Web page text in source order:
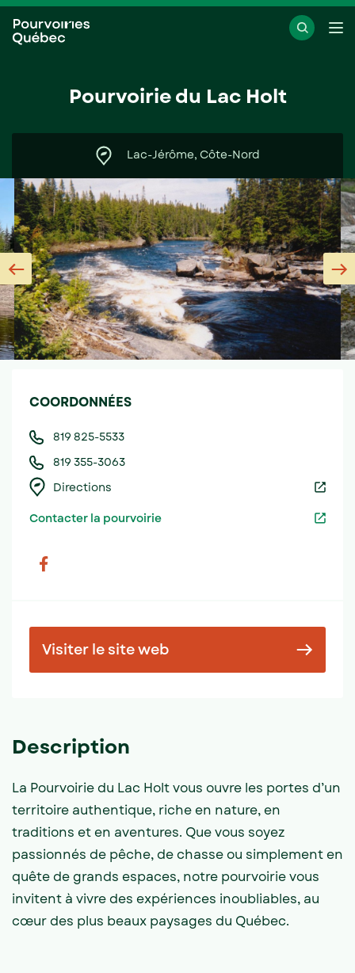
au
menu
au
contenu
Pourvoirie du Lac Holt
Lac-Jérôme, Côte-Nord
Previous
COORDONNÉES
819 825-5533
819 355-3063
Directions
Contacter la pourvoirie
Visiter le site web
Description
La Pourvoirie du Lac Holt vous ouvre les portes d’un
territoire authentique, riche en nature, en
traditions et en aventures. Que vous soyez
passionnés de pêche, de chasse ou simplement en
quête de grands espaces, notre pourvoirie vous
invitent à vivre des expériences inoubliables, au
cœur des plus beaux paysages du Québec.